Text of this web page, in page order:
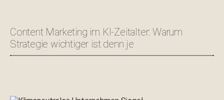
Content Marketing im KI-Zeitalter: Warum
Strategie wichtiger ist denn je